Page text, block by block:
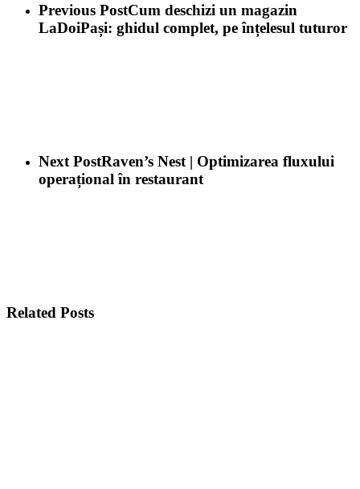
Previous PostCum deschizi un magazin
LaDoiPași: ghidul complet, pe înțelesul tuturor
Next PostRaven’s Nest | Optimizarea fluxului
operațional în restaurant
Related Posts